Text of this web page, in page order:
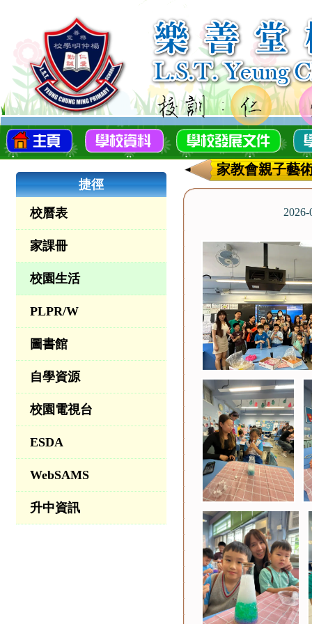
捷徑
校曆表
家課冊
校園生活
PLPR/W
圖書館
自學資源
校園電視台
ESDA
WebSAMS
升中資訊
家教會親子藝